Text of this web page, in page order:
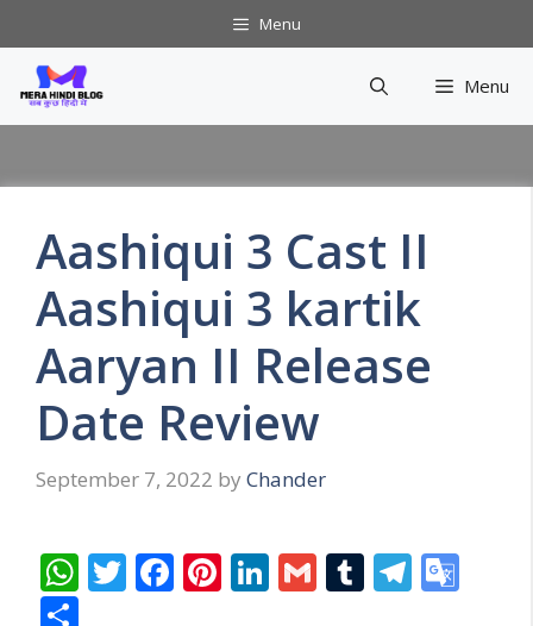
to
content
Menu
Menu
Aashiqui 3 Cast II
Aashiqui 3 kartik
Aaryan II Release
Date Review
September 7, 2022 by Chander
W T F Pi Li G T T